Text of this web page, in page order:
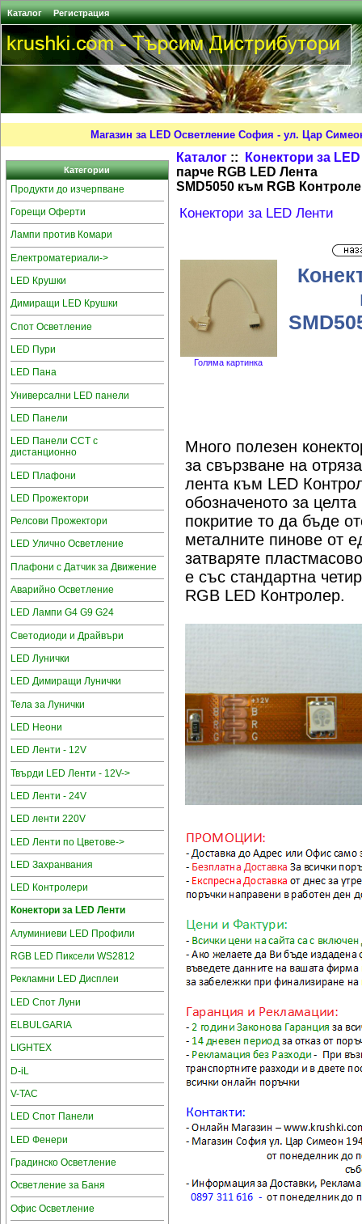
Каталог Регистрация
Магазин за LED Осветление София - ул. Цар
Категории
Продукти до изчерпване
Горещи Оферти
Лампи против Комари
Електроматериали->
LED Крушки
Димиращи LED Крушки
Спот Осветление
LED Пури
LED Пана
Универсални LED панели
LED Панели
LED Панели CCT с
дистанционно
LED Плафони
LED Прожектори
Релсови Прожектори
LED Улично Осветление
Плафони с Датчик за Движение
Аварийно Осветление
LED Лампи G4 G9 G24
Светодиоди и Драйвъри
LED Лунички
LED Димиращи Лунички
Тела за Лунички
LED Неони
LED Ленти - 12V
Твърди LED Ленти - 12V->
LED Ленти - 24V
LED ленти 220V
LED Ленти по Цветове->
LED Захранвания
LED Контролери
Конектори за LED Ленти
Алуминиеви LED Профили
RGB LED Пиксели WS2812
Рекламни LED Дисплеи
LED Спот Луни
ELBULGARIA
LIGHTEX
D-iL
V-TAC
LED Спот Панели
LED Фенери
Градинско Осветление
Осветление за Баня
Офис Осветление
Каталог ::
Конектори за
парче RGB LED Лента
SMD5050 към RGB
Конектори за LED Ленти
Голяма картинка
Много полезен
за свързване на
лента към LED
обозначеното за
покритие то да бъде
металните пинове от
затваряте
е със стандартна
RGB LED Контролер.